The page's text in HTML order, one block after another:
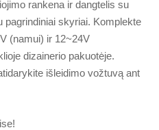
rankena ir dangtelis su
skyriai. Komplekte
(namui) ir 12~24V
dizainerio pakuotėje.
išleidimo vožtuvą ant